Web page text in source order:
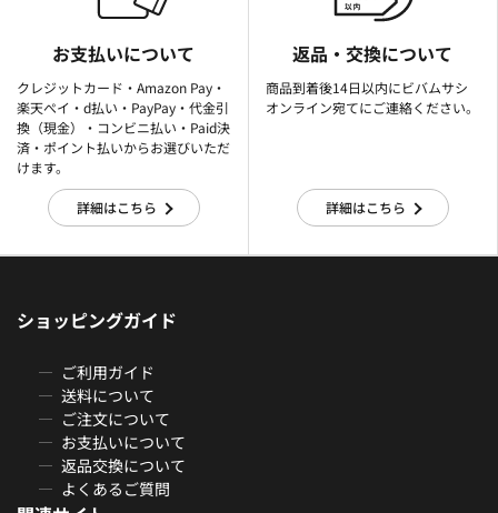
お支払いについて
クレジットカード・Amazon Pay・
楽天ぺイ・d払い・PayPay・代金引
換（現金）・コンビニ払い・Paid決
済・ポイント払いからお選びいただ
けます。
詳細はこちら
返品・交換について
商品到着後14日以内にビバムサシ
オンライン宛てにご連絡ください。
詳細はこちら
ショッピングガイド
ご利用ガイド
送料について
ご注文について
お支払いについて
返品交換について
よくあるご質問